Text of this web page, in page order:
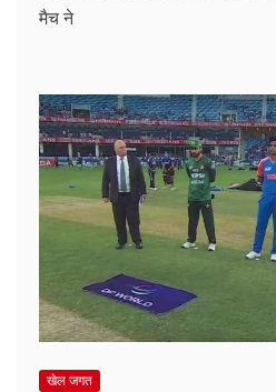
मैच ने
खेल जगत